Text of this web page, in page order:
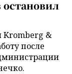
Kromberg &
после